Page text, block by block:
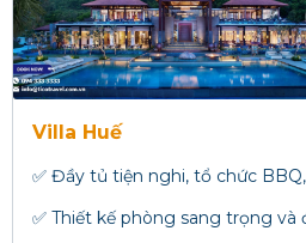
Villa Huế
✅ Đầy tủ tiện nghi, tổ chức
✅ Thiết kế phòng sang trọng và